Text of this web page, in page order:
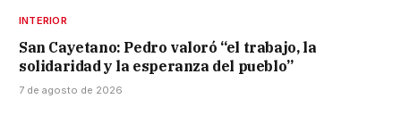
INTERIOR
San Cayetano: Pedro valoró “el trabajo, la
solidaridad y la esperanza del pueblo”
7 de agosto de 2026